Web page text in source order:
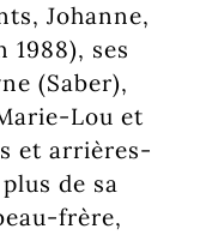
Johanne,
1988), ses
(Saber),
Lou et
et arrières-
de sa
frère,